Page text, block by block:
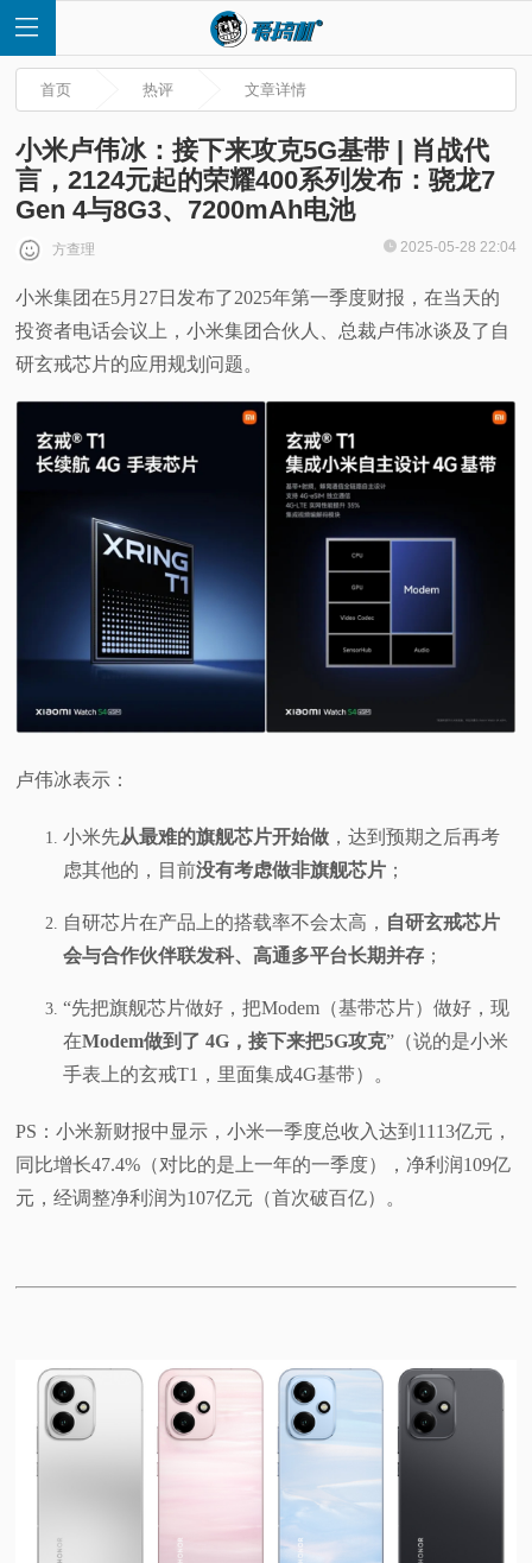
首
快
首页 热评 文章详情
小米卢伟冰：接下来攻克5G基带 | 肖战代
言，2124元起的荣耀400系列发布：骁龙7
Gen 4与8G3、7200mAh电池
方查理 2025-05-28 22:04
小米集团在5月27日发布了2025年第一季度财报，在当天的
投资者电话会议上，小米集团合伙人、总裁卢伟冰谈及了自
研玄戒芯片的应用规划问题。
卢伟冰表示：
小米先从最难的旗舰芯片开始做 ，达到预期之后再考
虑其他的，目前没有考虑做非旗舰芯片 ；
自研芯片在产品上的搭载率不会太高， 自研玄戒芯片
会与合作伙伴联发科、高通多平台长期并存 ；
“先把旗舰芯片做好，把Modem（基带芯片）做好，现
在Modem做到了 4G，接下来把5G攻克”（说的是小米
手表上的玄戒T1，里面集成4G基带）。
PS：小米新财报中显示，小米一季度总收入达到1113亿元，
同比增长47.4%（对比的是上一年的一季度），净利润109亿
元，经调整净利润为107亿元（首次破百亿）。